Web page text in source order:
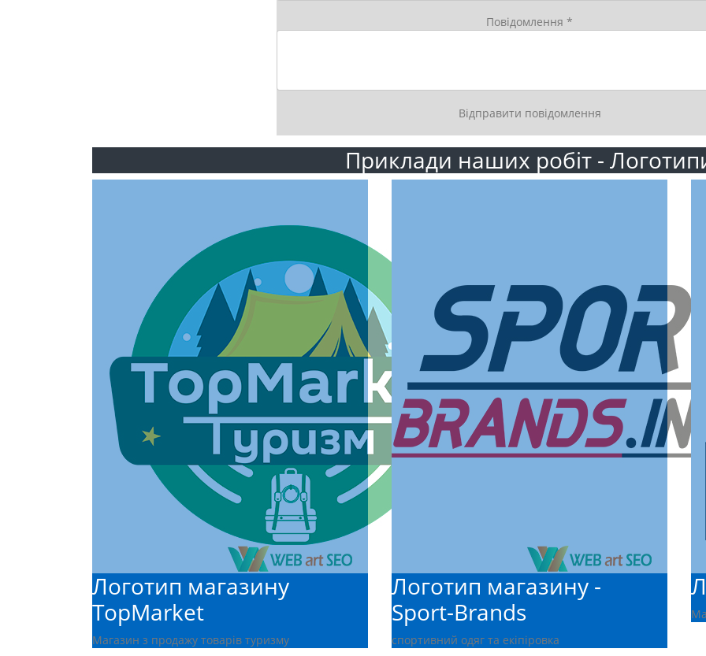
Повідомлення *
Приклади наших робіт -
Логотип магазину
TopMarket
Магазин з продажу товарів туризму
Логотип магазину -
Sport-Brands
спортивний одяг та екіпіровка